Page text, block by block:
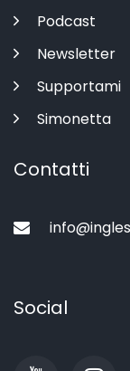
Podcast
Newsletter
Supportami
Simonetta
Contatti
Social